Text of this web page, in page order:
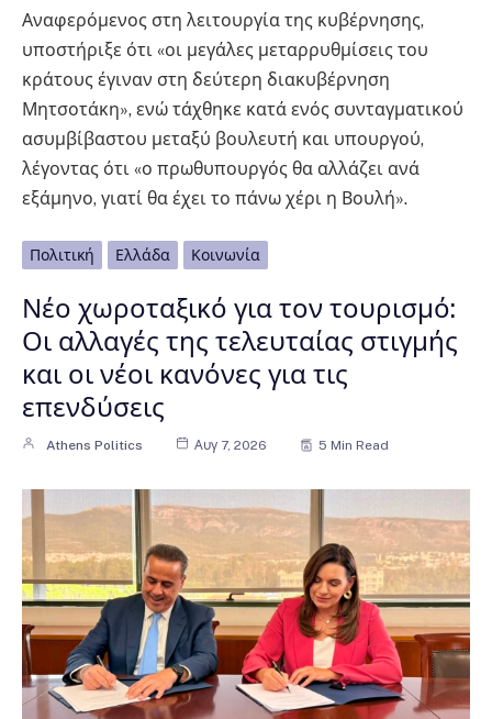
Αναφερόμενος στη λειτουργία της κυβέρνησης,
υποστήριξε ότι «οι μεγάλες μεταρρυθμίσεις του
κράτους έγιναν στη δεύτερη διακυβέρνηση
Μητσοτάκη», ενώ τάχθηκε κατά ενός συνταγματικού
ασυμβίβαστου μεταξύ βουλευτή και υπουργού,
λέγοντας ότι «ο πρωθυπουργός θα αλλάζει ανά
εξάμηνο, γιατί θα έχει το πάνω χέρι η Βουλή».
Πολιτική Ελλάδα Κοινωνία
Νέο χωροταξικό για τον τουρισμό:
Οι αλλαγές της τελευταίας στιγμής
και οι νέοι κανόνες για τις
επενδύσεις
Athens Politics Αυγ 7, 2026 5 Min Read